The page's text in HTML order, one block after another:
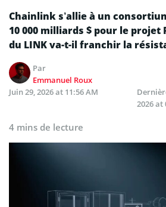
Chainlink s’allie à un
10 000 milliards $ pour le projet
du LINK va-t-il franchir la
Par
Emmanuel Roux
Juin 29, 2026 at 11:56 AM
2026 at
4 mins de lecture